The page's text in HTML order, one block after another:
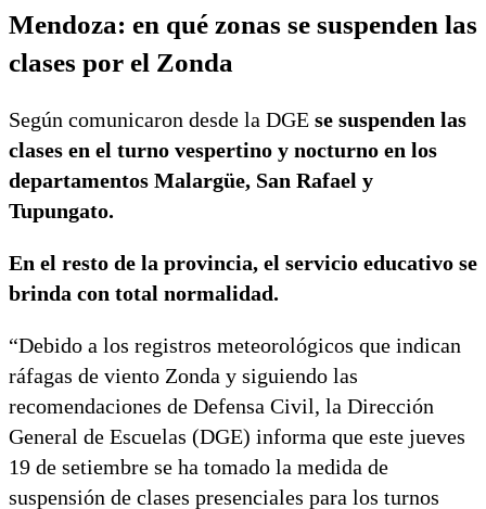
Mendoza: en qué zonas se suspenden las
clases por el Zonda
Según comunicaron desde la DGE se suspenden las
clases en el turno vespertino y nocturno en los
departamentos Malargüe, San Rafael y
Tupungato.
En el resto de la provincia, el servicio educativo se
brinda con total normalidad.
“Debido a los registros meteorológicos que indican
ráfagas de viento Zonda y siguiendo las
recomendaciones de Defensa Civil, la Dirección
General de Escuelas (DGE) informa que este jueves
19 de setiembre se ha tomado la medida de
suspensión de clases presenciales para los turnos